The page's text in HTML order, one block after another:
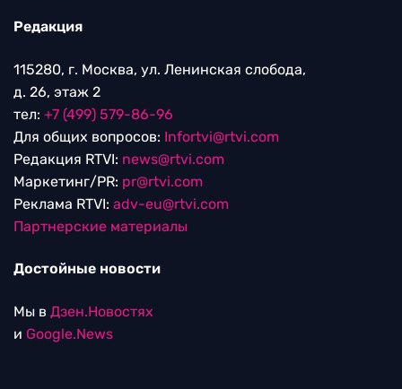
Редакция
115280, г. Москва, ул. Ленинская слобода,
д. 26, этаж 2
тел: +7 (499) 579-86-96
Для общих вопросов: Infortvi@rtvi.com
Редакция RTVI: news@rtvi.com
Маркетинг/PR: pr@rtvi.com
Реклама RTVI: adv-eu@rtvi.com
Партнерские материалы
Достойные новости
Мы в Дзен.Новостях
и Google.News